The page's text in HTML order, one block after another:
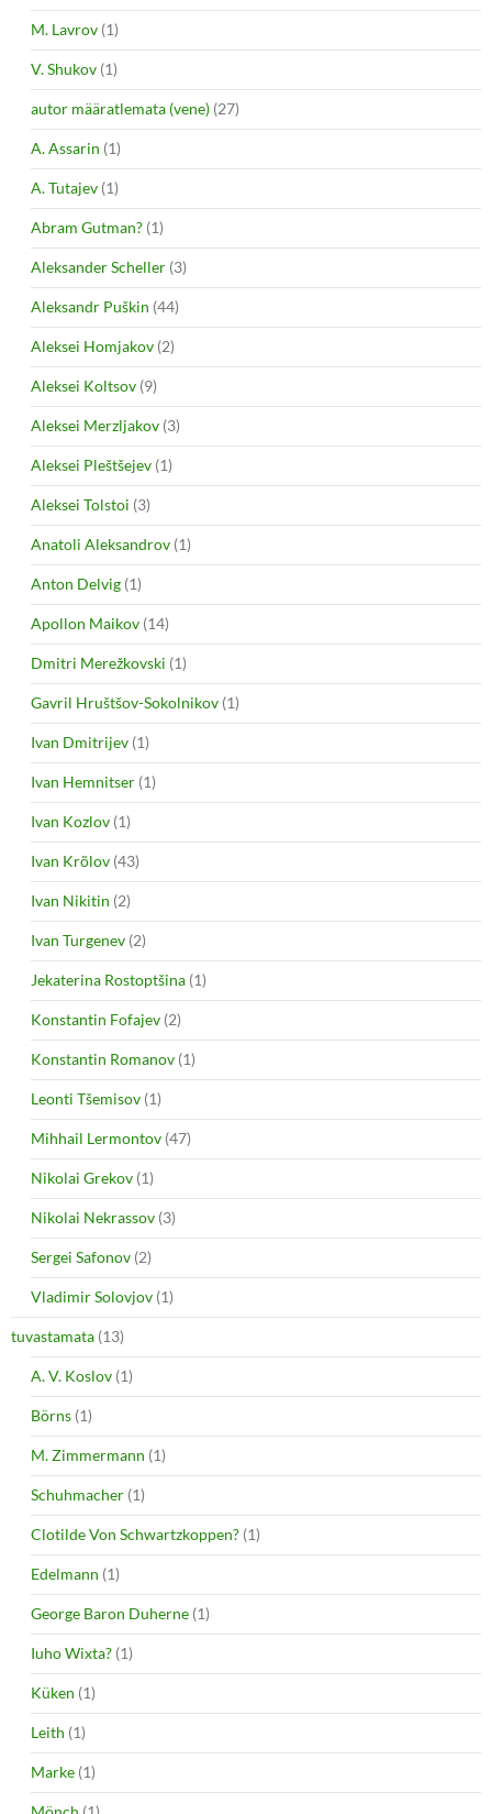
M. Lavrov (1)
V. Shukov (1)
autor määratlemata (vene) (27)
A. Assarin (1)
A. Tutajev (1)
Abram Gutman? (1)
Aleksander Scheller (3)
Aleksandr Puškin (44)
Aleksei Homjakov (2)
Aleksei Koltsov (9)
Aleksei Merzljakov (3)
Aleksei Pleštšejev (1)
Aleksei Tolstoi (3)
Anatoli Aleksandrov (1)
Anton Delvig (1)
Apollon Maikov (14)
Dmitri Merežkovski (1)
Gavril Hruštšov-Sokolnikov (1)
Ivan Dmitrijev (1)
Ivan Hemnitser (1)
Ivan Kozlov (1)
Ivan Krõlov (43)
Ivan Nikitin (2)
Ivan Turgenev (2)
Jekaterina Rostoptšina (1)
Konstantin Fofajev (2)
Konstantin Romanov (1)
Leonti Tšemisov (1)
Mihhail Lermontov (47)
Nikolai Grekov (1)
Nikolai Nekrassov (3)
Sergei Safonov (2)
Vladimir Solovjov (1)
tuvastamata (13)
A. V. Koslov (1)
Börns (1)
M. Zimmermann (1)
Schuhmacher (1)
Clotilde Von Schwartzkoppen? (1)
Edelmann (1)
George Baron Duherne (1)
Iuho Wixta? (1)
Küken (1)
Leith (1)
Marke (1)